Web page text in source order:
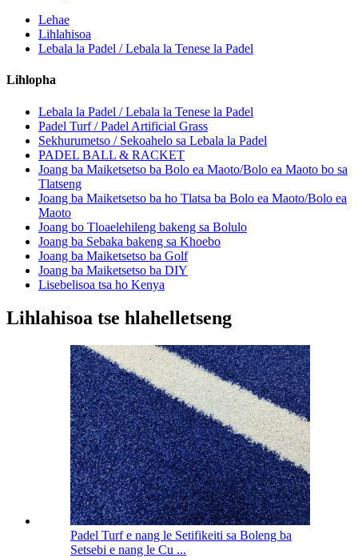
Lehae
Lihlahisoa
Lebala la Padel / Lebala la Tenese la Padel
Lihlopha
Lebala la Padel / Lebala la Tenese la Padel
Padel Turf / Padel Artificial Grass
Sekhurumetso / Sekoahelo sa Lebala la Padel
PADEL BALL & RACKET
Joang ba Maiketsetso ba Bolo ea Maoto/Bolo ea Maoto bo sa
Tlatseng
Joang ba Maiketsetso ba ho Tlatsa ba Bolo ea Maoto/Bolo ea
Maoto
Joang bo Tloaelehileng bakeng sa Bolulo
Joang ba Sebaka bakeng sa Khoebo
Joang ba Maiketsetso ba Golf
Joang ba Maiketsetso ba DIY
Lisebelisoa tsa ho Kenya
Lihlahisoa tse hlahelletseng
Padel Turf e nang le Setifikeiti sa Boleng ba
Setsebi e nang le Cu ...